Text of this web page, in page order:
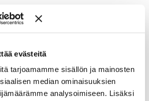
evästeitä
tarjoamamme sisällön ja mainosten
median ominaisuuksien
analysoimiseen. Lisäksi